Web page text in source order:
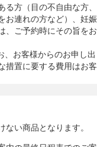
方（目の不自由な方、
お連れの方など）、妊娠
、ご予約時にその旨をお
お客様からのお申し出
措置に要する費用はお客
い商品となります。